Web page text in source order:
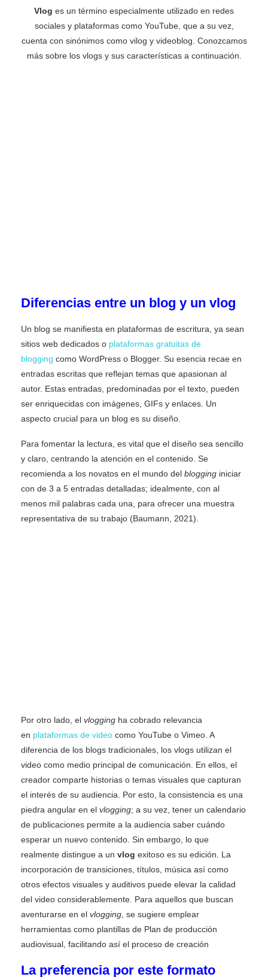
Vlog es un término especialmente utilizado en redes
sociales y plataformas como YouTube, que a su vez,
cuenta con sinónimos como vilog y videoblog. Conozcamos
más sobre los vlogs y sus características a continuación.
Diferencias entre un blog y un vlog
Un blog se manifiesta en plataformas de escritura, ya sean
sitios web dedicados o plataformas gratuitas de
blogging como WordPress o Blogger. Su esencia recae en
entradas escritas que reflejan temas que apasionan al
autor. Estas entradas, predominadas por el texto, pueden
ser enriquecidas con imágenes, GIFs y enlaces. Un
aspecto crucial para un blog es su diseño.
Para fomentar la lectura, es vital que el diseño sea sencillo
y claro, centrando la atención en el contenido. Se
recomienda a los novatos en el mundo del blogging iniciar
con de 3 a 5 entradas detalladas; idealmente, con al
menos mil palabras cada una, para ofrecer una muestra
representativa de su trabajo (Baumann, 2021).
Por otro lado, el vlogging ha cobrado relevancia
en plataformas de video como YouTube o Vimeo. A
diferencia de los blogs tradicionales, los vlogs utilizan el
video como medio principal de comunicación. En ellos, el
creador comparte historias o temas visuales que capturan
el interés de su audiencia. Por esto, la consistencia es una
piedra angular en el vlogging; a su vez, tener un calendario
de publicaciones permite a la audiencia saber cuándo
esperar un nuevo contenido. Sin embargo, lo que
realmente distingue a un vlog exitoso es su edición. La
incorporación de transiciones, títulos, música así como
otros efectos visuales y auditivos puede elevar la calidad
del video considerablemente. Para aquellos que buscan
aventurarse en el vlogging , se sugiere emplear
herramientas como plantillas de Plan de producción
audiovisual, facilitando así el proceso de creación
La preferencia por este formato